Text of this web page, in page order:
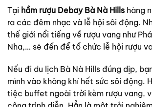
Tại hầm rượu Debay Bà Nà Hills hàng
ra các đêm nhạc và lễ hội sôi động.
thế giới nổi tiếng về rượu vang như
Nha,… sẽ đến để tổ chức lễ hội rượu
Nếu đi du lịch Bà Nà Hills đúng dịp,
mình vào không khí hết sức sôi động.
tiệc buffet ngoài trời kèm rượu vang,